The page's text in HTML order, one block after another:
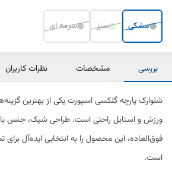
مشکی سبز سرمه ای
بررسی مشخصات نظرات کاربران
شلوارک پارچه گلکسی اسپورت یکی از بهترین
ورزش و استایل راحتی است. طراحی شیک، جنس
فوق‌العاده، این محصول را به انتخابی ایده‌آل
است.